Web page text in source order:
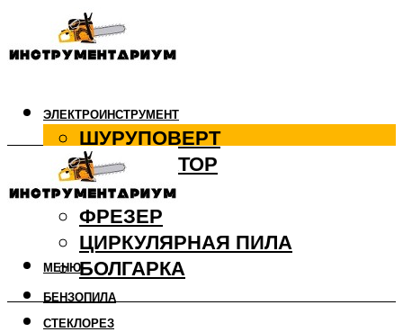
ЭЛЕКТРОИНСТРУМЕНТ
ШУРУПОВЕРТ
ПЕРФОРАТОР
ДРЕЛЬ
ФРЕЗЕР
ЦИРКУЛЯРНАЯ ПИЛА
БОЛГАРКА
БЕНЗОПИЛА
СТЕКЛОРЕЗ
МЕНЮ